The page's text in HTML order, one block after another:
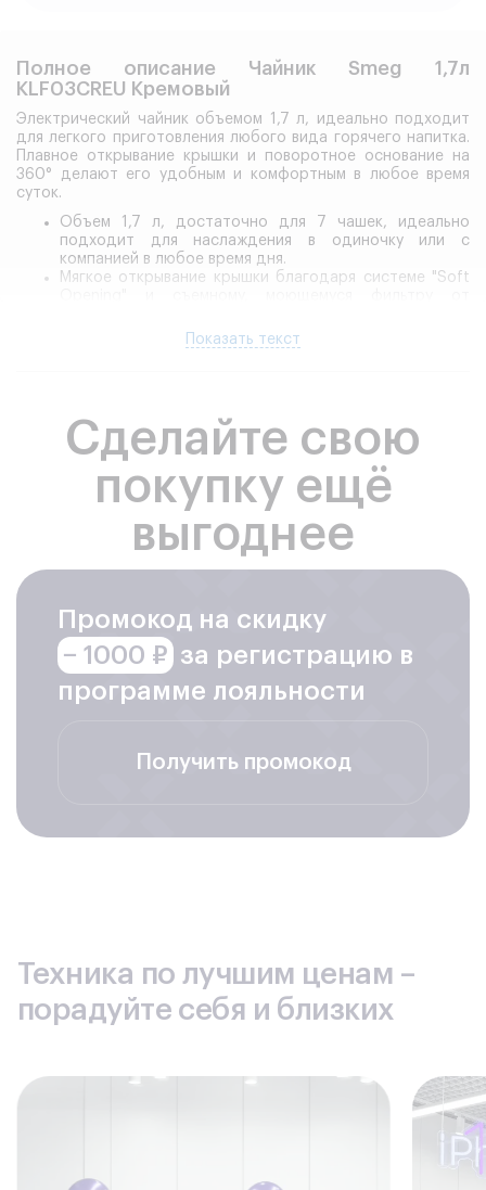
Полное описание Чайник Smeg 1,7л
KLF03CREU Кремовый
Электрический чайник объемом 1,7 л, идеально подходит
для легкого приготовления любого вида горячего напитка.
Плавное открывание крышки и поворотное основание на
360° делают его удобным и комфортным в любое время
суток.
Объем 1,7 л, достаточно для 7 чашек, идеально
подходит для наслаждения в одиночку или с
компанией в любое время дня.
Мягкое открывание крышки благодаря системе "Soft
Поворотное на 360° основание позволяет
устанавливать чайник в любом положении
Показать текст
Сделайте свою
покупку ещё
выгоднее
Промокод на скидку
− 1000 ₽ за регистрацию в
программе лояльности
Получить промокод
Техника по лучшим ценам –
порадуйте себя и близких